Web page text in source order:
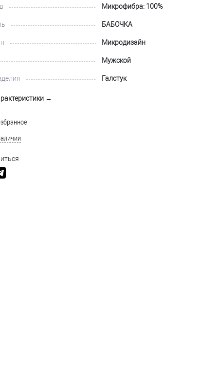
Микрофибра: 100%
БАБОЧКА
Микродизайн
Мужской
Галстук
→